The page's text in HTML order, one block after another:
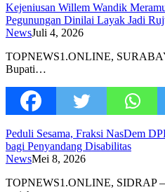
Kejeniusan Willem Wandik
Pegunungan Dinilai Layak Jadi
NewsJuli 4, 2026
TOPNEWS1.ONLINE,
Bupati…
Peduli Sesama, Fraksi NasDem
bagi Penyandang Disabilitas
NewsMei 8, 2026
TOPNEWS1.ONLINE, SIDRAP